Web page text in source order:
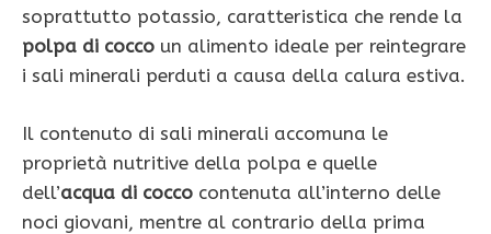
soprattutto potassio, caratteristica che rende la
polpa di cocco un alimento ideale per reintegrare
i sali minerali perduti a causa della calura estiva.
Il contenuto di sali minerali accomuna le
proprietà nutritive della polpa e quelle
dell’acqua di cocco contenuta all’interno delle
noci giovani, mentre al contrario della prima